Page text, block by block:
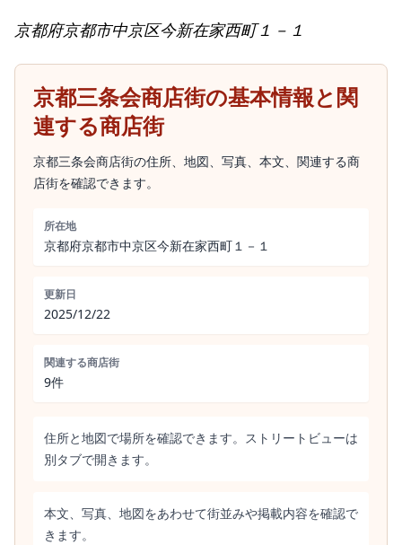
京都府京都市中京区今新在家西町１－１
京都三条会商店街の基本情報と関
連する商店街
京都三条会商店街の住所、地図、写真、本文、関連する商
店街を確認できます。
所在地
京都府京都市中京区今新在家西町１－１
更新日
2025/12/22
関連する商店街
9件
住所と地図で場所を確認できます。ストリートビューは
別タブで開きます。
本文、写真、地図をあわせて街並みや掲載内容を確認で
きます。